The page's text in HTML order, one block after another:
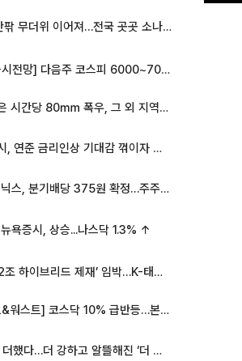
35도 안팎 무더위 이어져…전국 곳곳 소나기 [오늘 날씨]
[주간증시전망] 다음주 코스피 6000~7000⋯“外人 수급은 정책이 변수”
동해안은 시간당 80㎜ 폭우, 그 외 지역은 폭염…‘극과 극 날씨’
뉴욕증시, 연준 금리인상 기대감 꺾이자 상승...S&P500 사상 최고치 [종합]
SK하이닉스, 분기배당 375원 확정…주주환원책 9월로 앞당겨 발표
뉴욕증시, 상승...나스닥 1.3% ↑
美 ‘232조 하이브리드 제재’ 임박…K-태양광, 불확실성 털고 날개 다나
[베스트&워스트] 코스닥 10% 급반등…본느, 최대주주 변경 기대에 270% 폭등
효율·AI 더했다…더 강하고 알뜰해진 ‘더 뉴 그랜저 하이브리드’ [ET의 모빌리티]